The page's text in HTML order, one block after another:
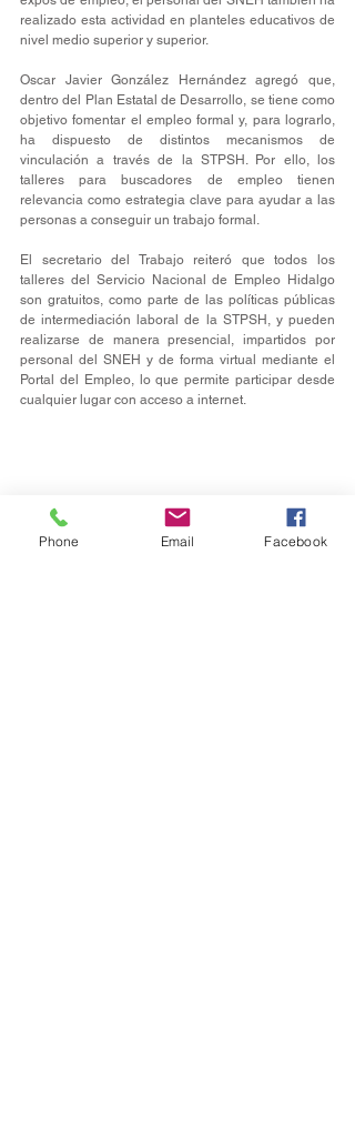
realizado esta actividad en planteles educativos de
nivel medio superior y superior.
Oscar Javier González Hernández agregó que,
dentro del Plan Estatal de Desarrollo, se tiene como
objetivo fomentar el empleo formal y, para lograrlo,
ha dispuesto de distintos mecanismos de
vinculación a través de la STPSH. Por ello, los
talleres para buscadores de empleo tienen
relevancia como estrategia clave para ayudar a las
personas a conseguir un trabajo formal.
El secretario del Trabajo reiteró que todos los
talleres del Servicio Nacional de Empleo Hidalgo
son gratuitos, como parte de las políticas públicas
de intermediación laboral de la STPSH, y pueden
realizarse de manera presencial, impartidos por
personal del SNEH y de forma virtual mediante el
Portal del Empleo, lo que permite participar desde
cualquier lugar con acceso a internet.
Phone Email Facebook